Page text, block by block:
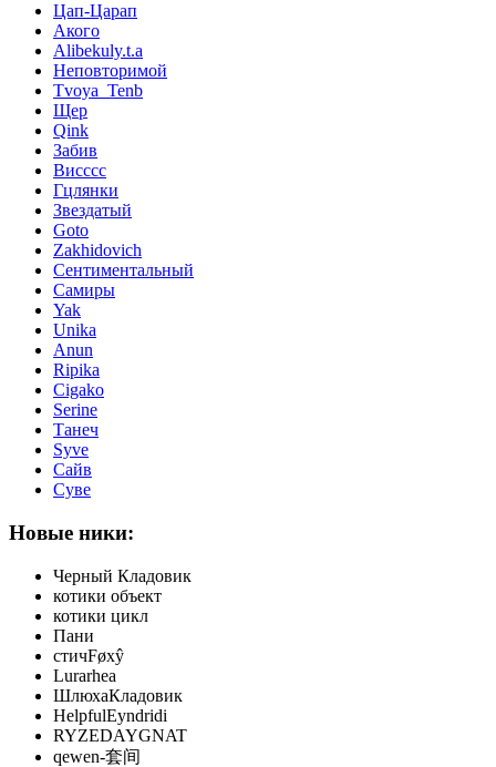
Цап-Царап
Акого
Alibekuly.t.a
Неповторимой
Tvoya_Tenb
Щер
Qink
Забив
Висссс
Гцлянки
Звездатый
Goto
Zakhidovich
Сентиментальный
Самиры
Yak
Unika
Anun
Ripika
Cigako
Serine
Танеч
Syve
Сайв
Суве
Новые ники:
Черный Кладовик
котики объект
котики цикл
Пани
стичFøxŷ
Lurarhea
ШлюхаКладовик
HelpfulEyndridi
RYZEDAYGNAT
qewen-套间